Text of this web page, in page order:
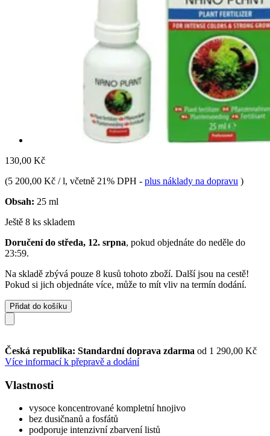
130,00 Kč
(5 200,00 Kč / l, včetně 21% DPH - plus náklady na dopravu )
Obsah: 25 ml
Ještě 8 ks skladem
Doručení do středa, 12. srpna, pokud objednáte do neděle do
23:59.
Na skladě zbývá pouze 8 kusů tohoto zboží. Další jsou na cestě!
Pokud si jich objednáte více, může to mít vliv na termín dodání.
Přidat do košíku
Česká republika: Standardní doprava zdarma od 1 290,00 Kč
Více informací k přepravě a dodání
Vlastnosti
vysoce koncentrované kompletní hnojivo
bez dusičnanů a fosfátů
podporuje intenzivní zbarvení listů